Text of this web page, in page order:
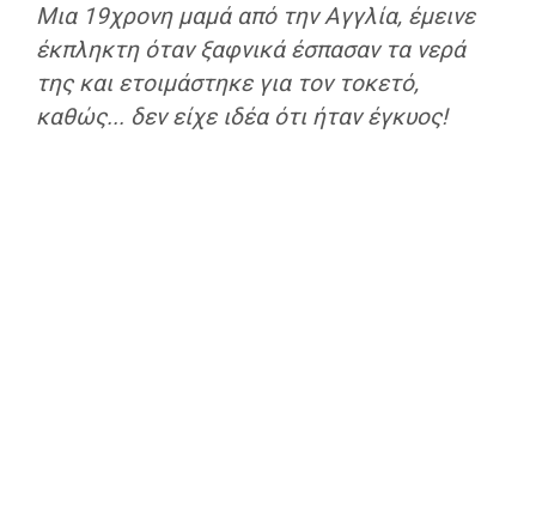
Μια 19χρονη μαμά από την Αγγλία, έμεινε
έκπληκτη όταν ξαφνικά έσπασαν τα νερά
της και ετοιμάστηκε για τον τοκετό,
καθώς... δεν είχε ιδέα ότι ήταν έγκυος!